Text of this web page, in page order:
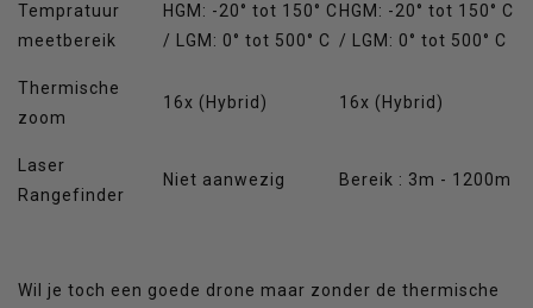
Tempratuur
meetbereik
HGM: -20° tot 150° C
/ LGM: 0° tot 500° C
HGM: -20° tot 150° C
/ LGM: 0° tot 500° C
Thermische
zoom
16x (Hybrid) 16x (Hybrid)
Laser
Rangefinder
Niet aanwezig Bereik : 3m - 1200m
Wil je toch een goede drone maar zonder de thermische